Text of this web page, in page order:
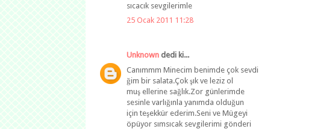
sıcacık sevgilerimle
25 Ocak 2011 11:28
Unknown dedi ki...
Canımmm Minecim benimde çok sevdi
ğim bir salata.Çok şık ve leziz ol
muş ellerine sağlık.Zor günlerimde
sesinle varlığınla yanımda olduğun
için teşekkür ederim.Seni ve Mügeyi
öpüyor sımsıcak sevgilerimi gönderi